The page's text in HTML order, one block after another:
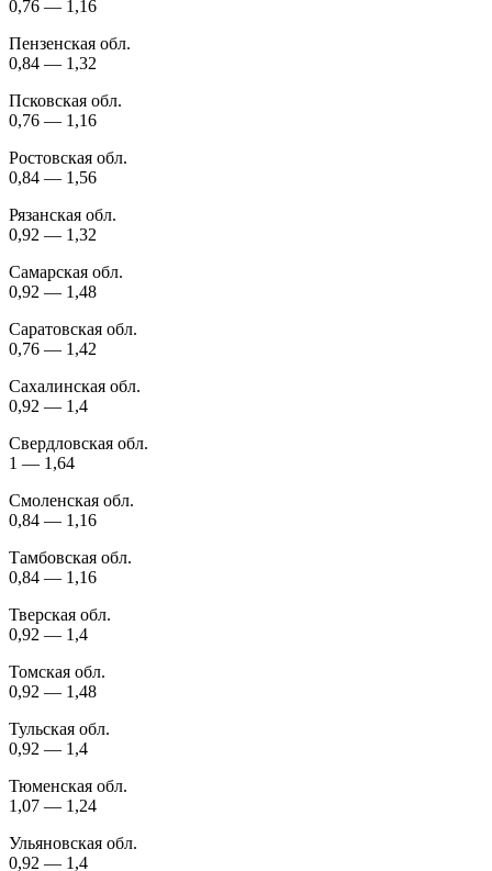
0,76 — 1,16
Пензенская обл.
0,84 — 1,32
Псковская обл.
0,76 — 1,16
Ростовская обл.
0,84 — 1,56
Рязанская обл.
0,92 — 1,32
Самарская обл.
0,92 — 1,48
Саратовская обл.
0,76 — 1,42
Сахалинская обл.
0,92 — 1,4
Свердловская обл.
1 — 1,64
Смоленская обл.
0,84 — 1,16
Тамбовская обл.
0,84 — 1,16
Тверская обл.
0,92 — 1,4
Томская обл.
0,92 — 1,48
Тульская обл.
0,92 — 1,4
Тюменская обл.
1,07 — 1,24
Ульяновская обл.
0,92 — 1,4